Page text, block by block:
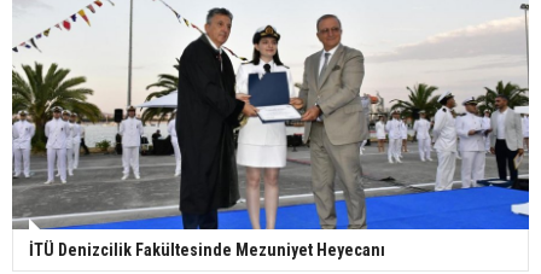
İTÜ Denizcilik Fakültesinde Mezuniyet Heyecanı